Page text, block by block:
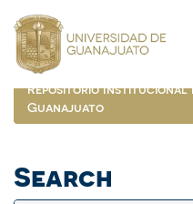
navigation
Repositorio Institucional
Guanajuato
Search